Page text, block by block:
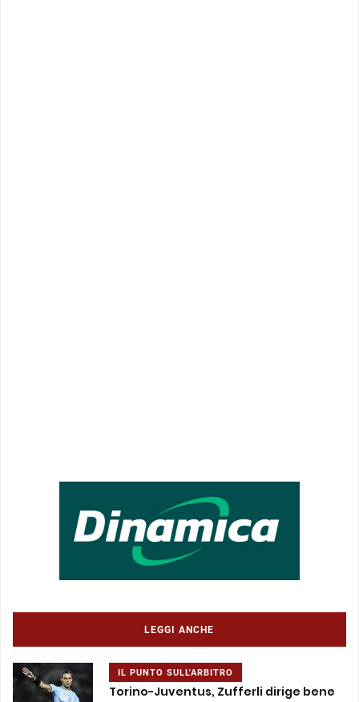
LEGGI ANCHE
IL PUNTO SULL'ARBITRO
Torino-Juventus, Zufferli dirige bene